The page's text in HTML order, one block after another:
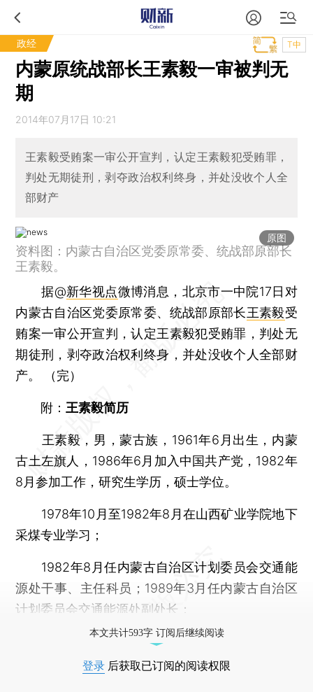
政经 T中
内蒙原统战部长王素毅一审被判无
期
2014年07月17日 10:21
王素毅受贿案一审公开宣判，认定王素毅犯受贿罪，
判处无期徒刑，剥夺政治权利终身，并处没收个人全
部财产
原图
资料图：内蒙古自治区党委原常委、统战部原部长
王素毅。
据@新华视点微博消息，北京市一中院17日对
内蒙古自治区党委原常委、统战部原部长王素毅受
贿案一审公开宣判，认定王素毅犯受贿罪，判处无
期徒刑，剥夺政治权利终身，并处没收个人全部财
产。 （完）
附： 王素毅简历
王素毅，男，蒙古族，1961年6月出生，内蒙
古土左旗人，1986年6月加入中国共产党，1982年
8月参加工作，研究生学历，硕士学位。
1978年10月至1982年8月在山西矿业学院地下
采煤专业学习；
1982年8月任内蒙古自治区计划委员会交通能
源处干事、主任科员；1989年3月任内蒙古自治区
计划委员会交通能源处副处长；
本文共计593字 订阅后继续阅读
登录 后获取已订阅的阅读权限